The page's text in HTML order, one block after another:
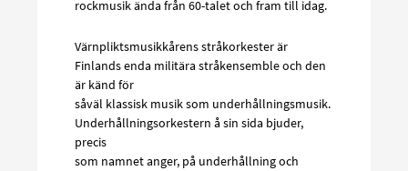
rockmusik ända från 60-talet och fram till idag.
Värnpliktsmusikkårens stråkorkester är
Finlands enda militära stråkensemble och den
är känd för
såväl klassisk musik som underhållningsmusik.
Underhållningsorkestern å sin sida bjuder,
precis
som namnet anger, på underhållning och